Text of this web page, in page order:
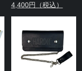
4,400円（税込）